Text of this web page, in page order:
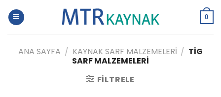
0
ANA SAYFA / KAYNAK SARF MALZEMELERI / TIG
SARF MALZEMELERI
FILTRELE